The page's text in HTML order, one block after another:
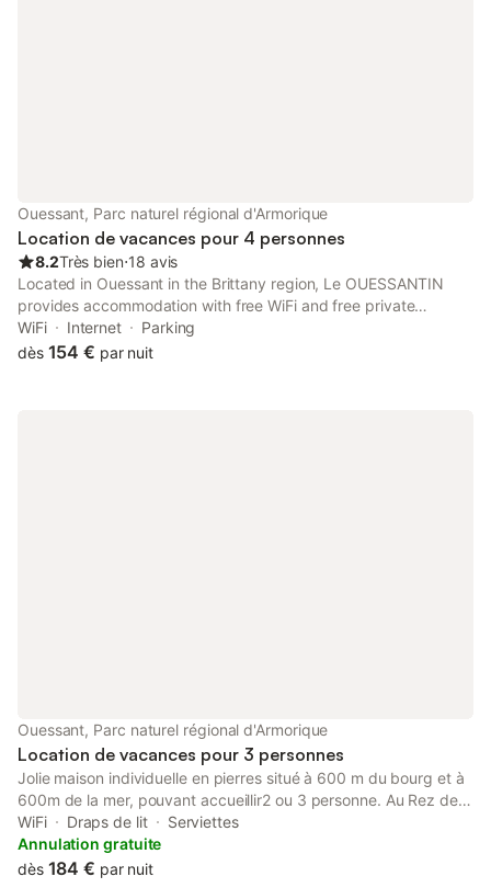
Ouessant, Parc naturel régional d'Armorique
Location de vacances pour 4 personnes
8.2Très bien⋅18 avis
Located in Ouessant in the Brittany region, Le OUESSANTIN
provides accommodation with free WiFi and free private
parking. This bed and breakfast features a bar. Featuring family
rooms, this property also provides guests with a terrace.
WiFi Internet
Parking
dès 154 € par nuit
Ouessant, Parc naturel régional d'Armorique
Location de vacances pour 3 personnes
Jolie maison individuelle en pierres situé à 600 m du bourg et à
600m de la mer, pouvant accueillir2 ou 3 personne. Au Rez de
chaussé, cuisine et séjour, salon avec cheminé. A l’étage 1 très
grand lit et 1 lit simple ( plus lit bb) ou 3 lits simples, ainsi qu’une
salle de bain( douche) et wc sépar. Le tout surun jardin clos de
WiFi Draps de lit
Serviettes
Annulation gratuite
dès 184 € par nuit